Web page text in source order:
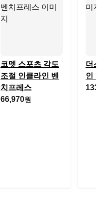
코멧 스포츠 각도
조절 인클라인 벤
치프레스
66,970원
더스
인 벤